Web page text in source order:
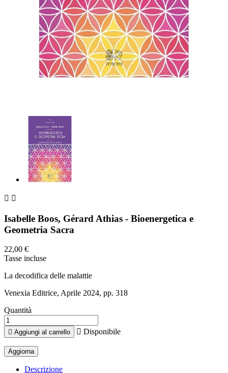
 
Isabelle Boos, Gérard Athias - Bioenergetica e
Geometria Sacra
22,00 €
Tasse incluse
La decodifica delle malattie
Venexia Editrice, Aprile 2024, pp. 318
Quantità
 Aggiungi al carrello  Disponibile
Descrizione